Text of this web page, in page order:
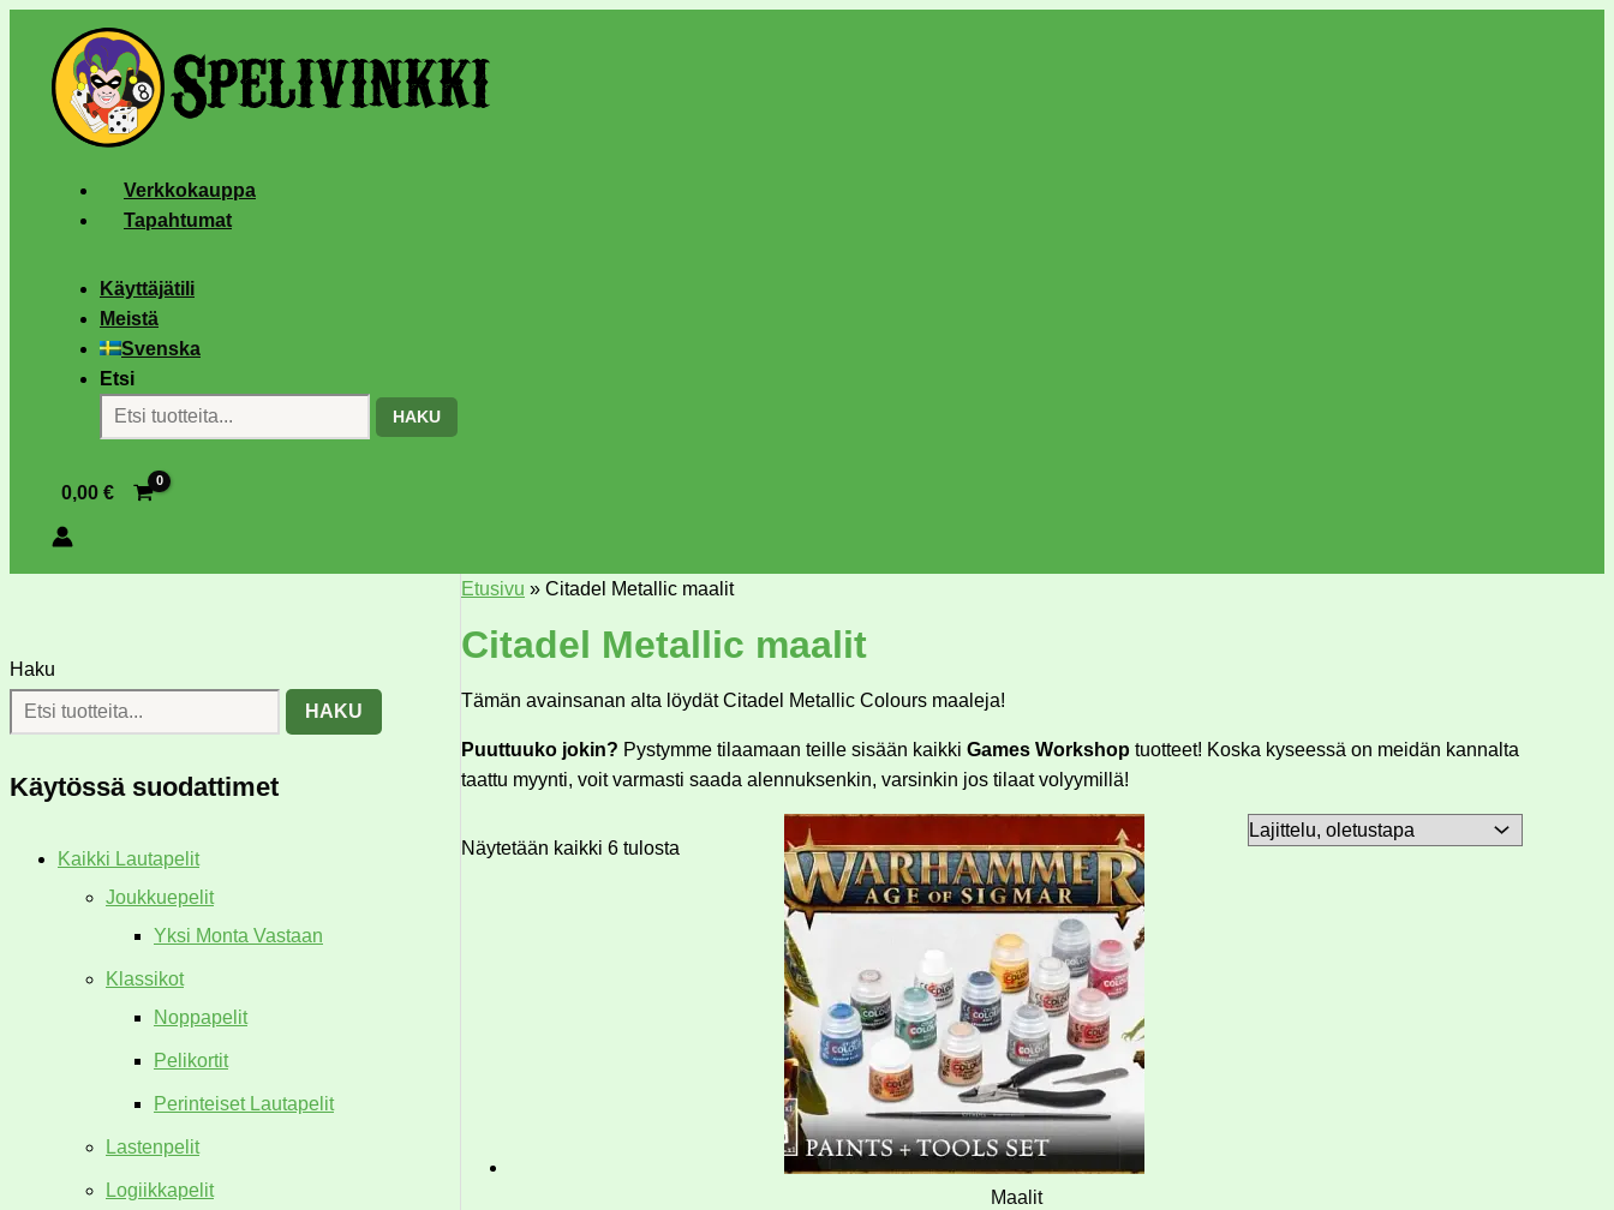
Verkkokauppa
Tapahtumat
Käyttäjätili
Meistä
Svenska
Etsi
HAKU
0,00€
Haku
HAKU
Käytössä suodattimet
Kaikki Lautapelit
Joukkuepelit
Yksi Monta Vastaan
Klassikot
Noppapelit
Pelikortit
Perinteiset Lautapelit
Lastenpelit
Logiikkapelit
Etusivu » Citadel Metallic maalit
Citadel Metallic maalit
Tämän avainsanan alta löydät Citadel Metallic Colours maaleja!
Puuttuuko jokin? Pystymme tilaamaan teille sisään kaikki Games Workshop tuotteet! Koska kyseessä on meidän kannalta
taattu myynti, voit varmasti saada alennuksenkin, varsinkin jos tilaat volyymillä!
Näytetään kaikki 6 tulosta
Maalit